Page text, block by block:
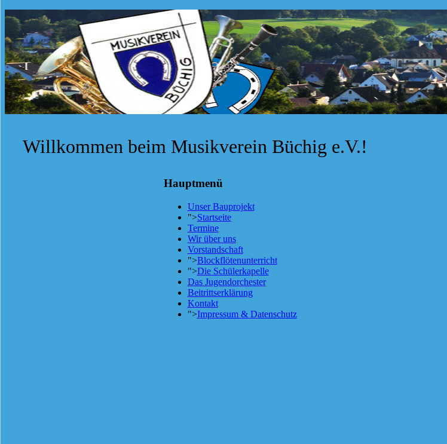
Willkommen beim Musikverein Büchig e.V.!
Hauptmenü
Unser Bauprojekt
">Startseite
Termine
Wir über uns
Vorstandschaft
">Blockflötenunterricht
">Die Schülerkapelle
Das Jugendorchester
Beitrittserklärung
Kontakt
">Impressum & Datenschutz